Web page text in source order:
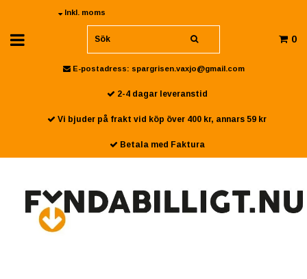
Inkl. moms
0
E-postadress: spargrisen.vaxjo@gmail.com
2-4 dagar leveranstid
Vi bjuder på frakt vid köp över 400 kr, annars 59 kr
Betala med Faktura